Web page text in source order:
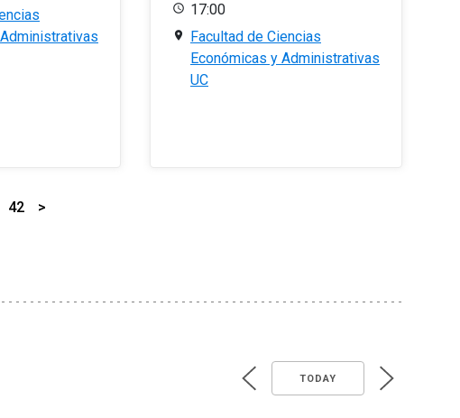
17:00
Facultad de Ciencias
Económicas y Administrativas
UC
42 >
TODAY